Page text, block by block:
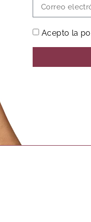
Acepto la